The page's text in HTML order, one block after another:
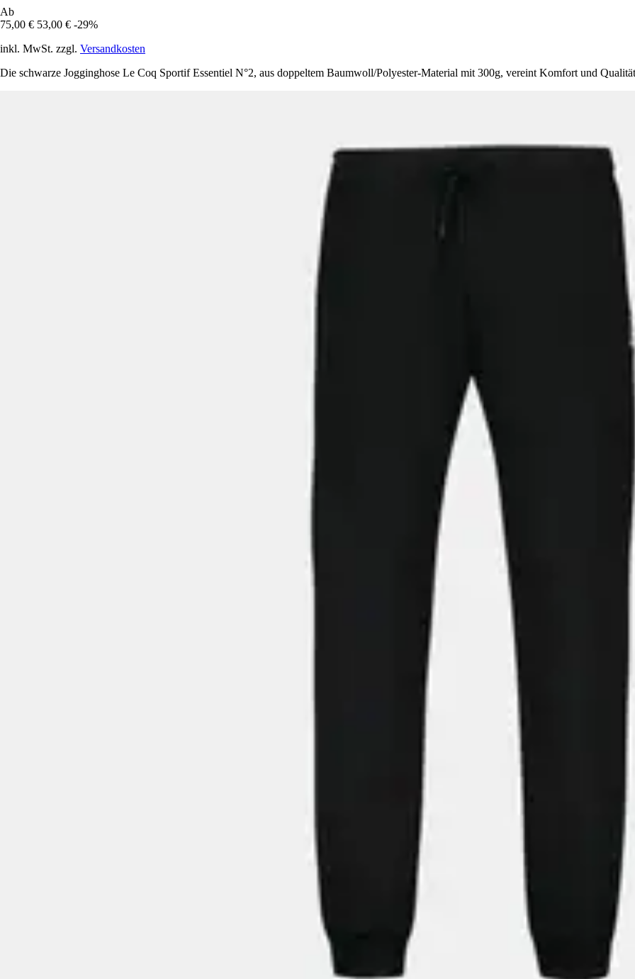
Ab
75,00 € 53,00 € -29%
inkl. MwSt. zzgl. Versandkosten
Die schwarze Jogginghose Le Coq Sportif Essentiel N°2, aus doppeltem Baumwoll/Polyester-Material mit 300g, vereint Komfort und